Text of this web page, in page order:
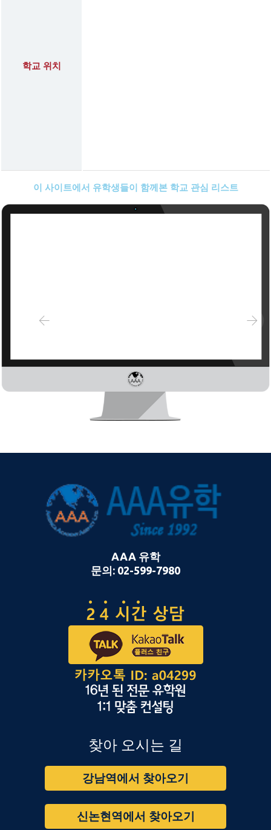
학교 위치
이 사이트에서 유학생들이 함께본 학교 관심 리스트
AAA 유학
문의: 02-599-7980
찾아 오시는 길
강남역에서 찾아오기
신논현역에서 찾아오기